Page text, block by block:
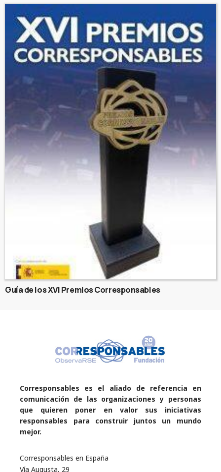
Guía de los XVI Premios Corresponsables
Corresponsables es el aliado de referencia en
comunicación de las organizaciones y personas
que quieren poner en valor sus iniciativas
responsables para construir juntos un mundo
mejor.
Corresponsables en España
Vía Augusta, 29